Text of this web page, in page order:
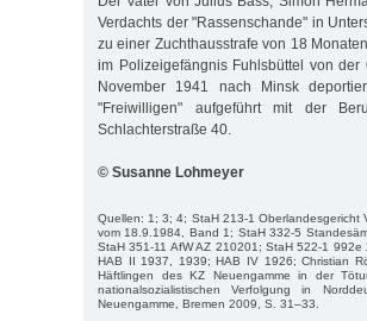
Verdachts der "Rassenschande" in
zu einer Zuchthausstrafe von 18
im Polizeigefängnis Fuhlsbüttel von
November 1941 nach Minsk
"Freiwilligen" aufgeführt mit der
Schlachterstraße 40.
© Susanne Lohmeyer
Quellen: 1; 3; 4; StaH 213-1 Oberlandesgericht
vom 18.9.1984, Band 1; StaH 332-5
StaH 351-11 AfW AZ 210201; StaH 522-1
HAB II 1937, 1939; HAB IV 1926; Christian
Häftlingen des KZ Neuengamme in der
nationalsozialistischen Verfolgung in
Neuengamme, Bremen 2009, S. 31–33.